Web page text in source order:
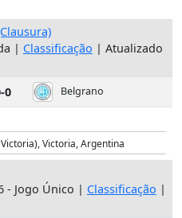
| Classificação | Atualizado
0 Belgrano
Victoria, Argentina
- Jogo Único | Classificação |